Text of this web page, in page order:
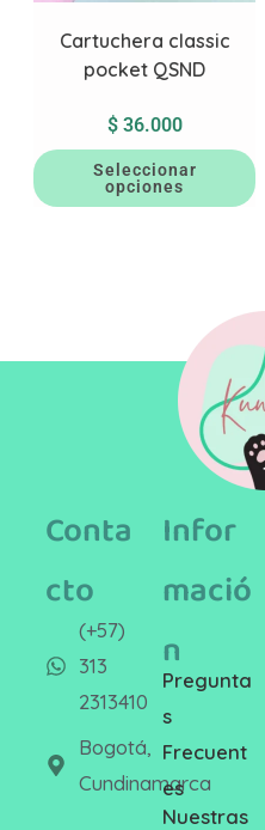
Cartuchera classic
pocket QSND
$36.000
Seleccionar
opciones
Conta
cto
(+57)
313
2313410
Bogotá,
Cundinamarca
Infor
mació
n
Pregunta
s
Frecuent
es
Nuestras